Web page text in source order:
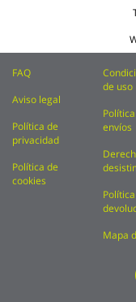
FAQ
Aviso legal
Política de
privacidad
Política de
cookies
de uso
envíos
Mapa